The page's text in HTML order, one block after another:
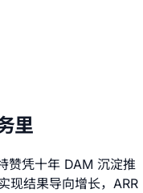
里
赞凭十年 DAM 沉淀推
现结果导向增长，ARR